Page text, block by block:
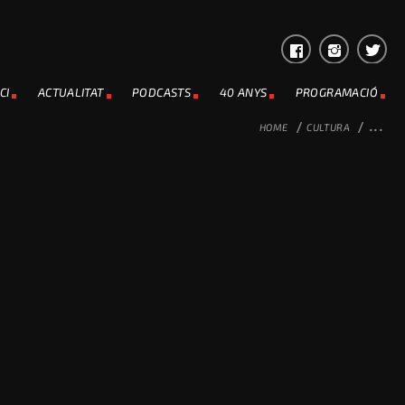
ACTUALITAT PODCASTS 40 ANYS PROGRAMACIÓ
HOME / CULTURA / ...